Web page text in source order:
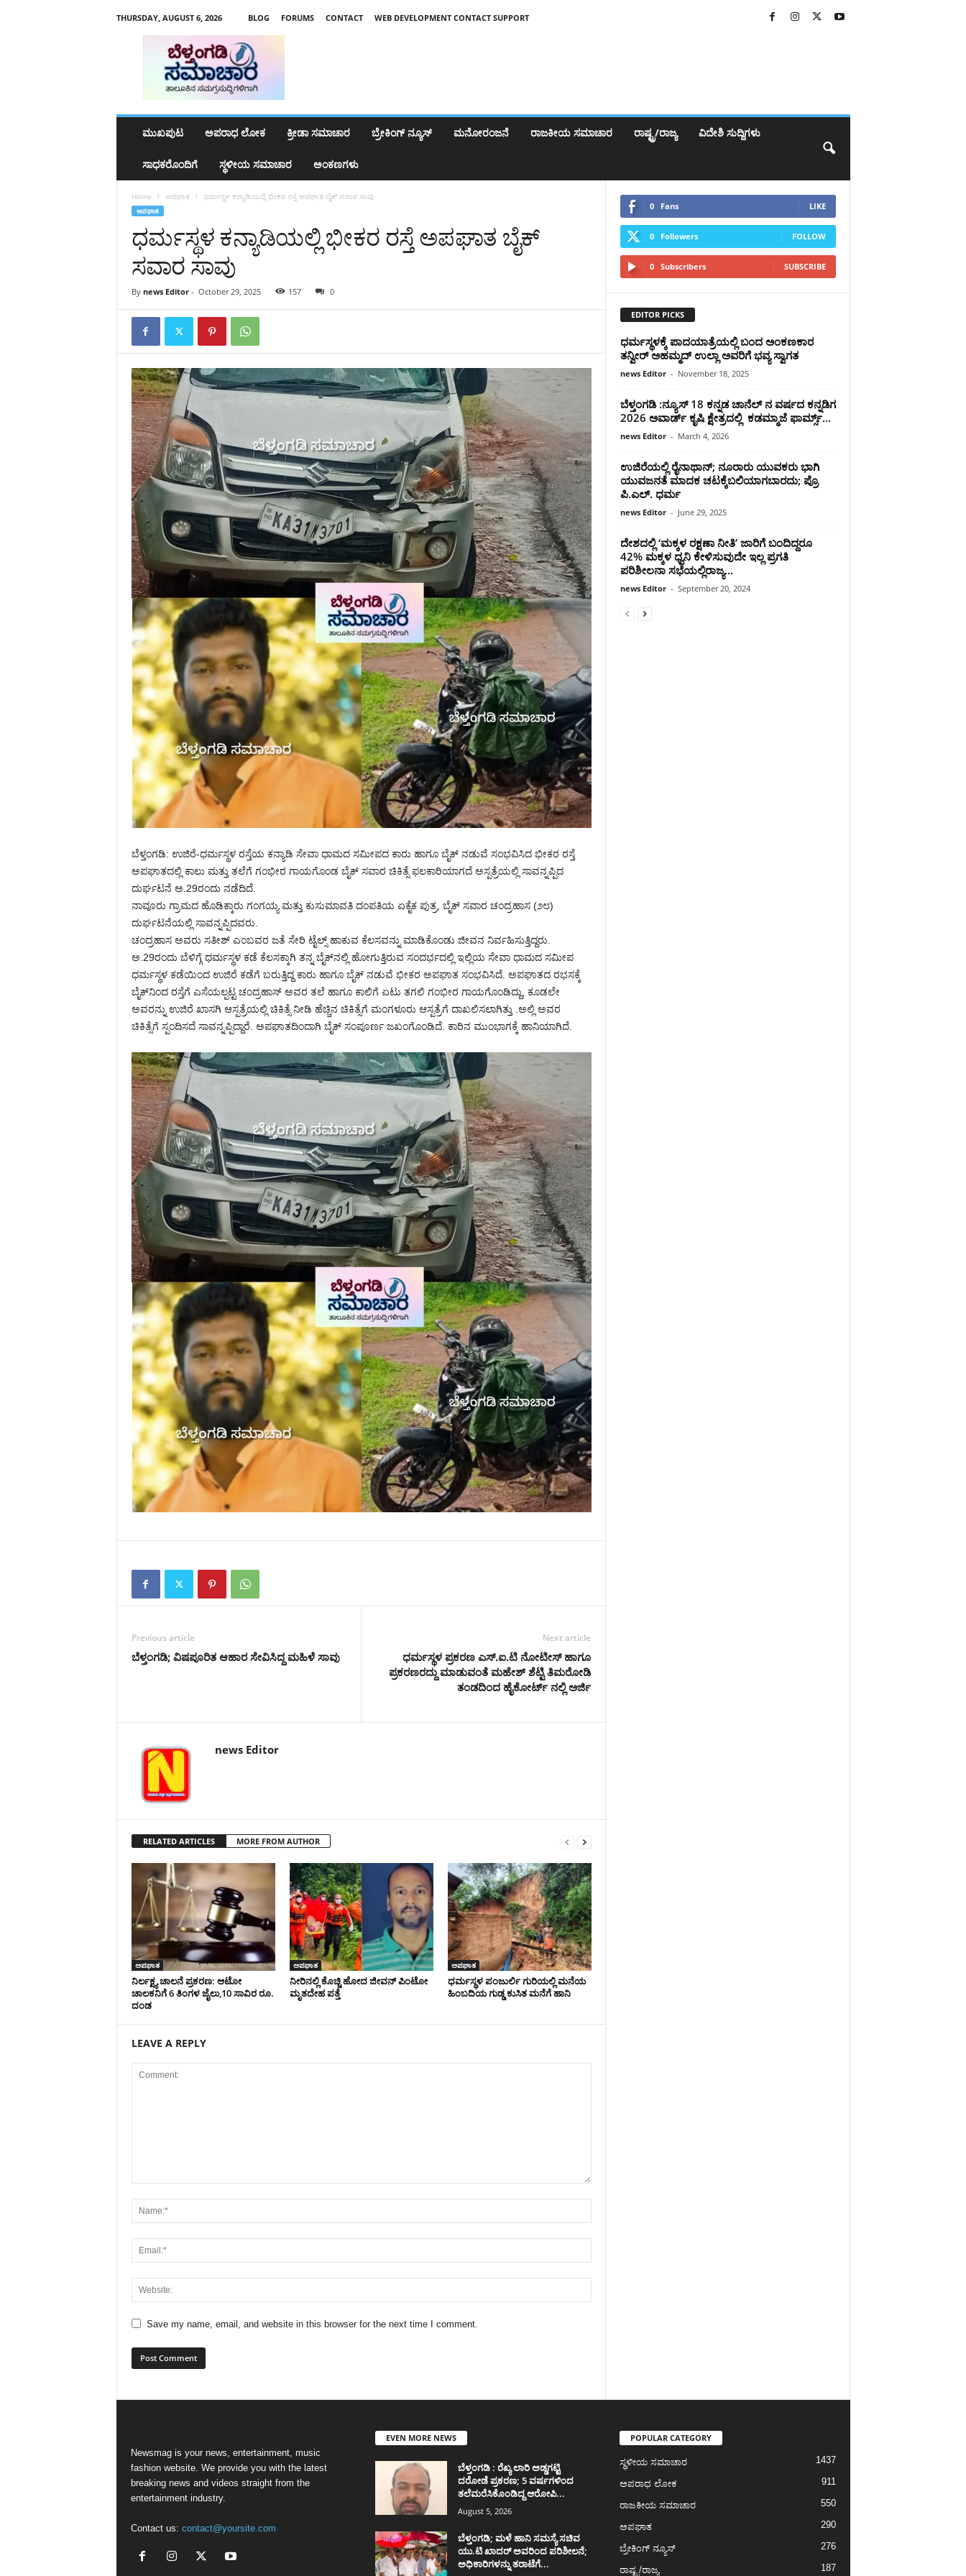
THURSDAY, AUGUST 6, 2026 BLOG FORUMS CONTACT
WEB DEVELOPMENT CONTACT SUPPORT
ಮುಖಪುಟ ಅಪರಾಧ ಲೋಕ ಕ್ರೀಡಾ ಸಮಾಚಾರ ಬ್ರೇಕಿಂಗ್‌ ನ್ಯೂಸ್ ಮನೋರಂಜನೆ ರಾಜಕೀಯ ಸಮಾಚಾರ ರಾಷ್ಟ್ರ/ರಾಜ್ಯ ವಿದೇಶಿ ಸುದ್ದಿಗಳು
ಸಾಧಕರೊಂದಿಗೆ ಸ್ಥಳೀಯ ಸಮಾಚಾರ ಅಂಕಣಗಳು
Home ಅಪಘಾತ ಧರ್ಮಸ್ಥಳ ಕನ್ಯಾಡಿಯಲ್ಲಿ ಭೀಕರ ರಸ್ತೆ ಅಪಘಾತ ಬೈಕ್ ಸವಾರ ಸಾವು
ಅಪಘಾತ
ಧರ್ಮಸ್ಥಳ ಕನ್ಯಾಡಿಯಲ್ಲಿ ಭೀಕರ ರಸ್ತೆ ಅಪಘಾತ ಬೈಕ್
ಸವಾರ ಸಾವು
By news Editor- October 29, 2025 157 0
ಬೆಳ್ತಂಗಡಿ: ಉಜಿರೆ-ಧರ್ಮಸ್ಥಳ ರಸ್ತೆಯ ಕನ್ಯಾಡಿ ಸೇವಾ ಧಾಮದ ಸಮೀಪದ ಕಾರು ಹಾಗೂ ಬೈಕ್ ನಡುವೆ ಸಂಭವಿಸಿದ ಭೀಕರ ರಸ್ತೆ
ಅಪಘಾತದಲ್ಲಿ ಕಾಲು ಮತ್ತು ತಲೆಗೆ ಗಂಭೀರ ಗಾಯಗೊಂಡ ಬೈಕ್ ಸವಾರ ಚಿಕಿತ್ಸೆ ಫಲಕಾರಿಯಾಗದೆ ಅಸ್ಪತ್ರೆಯಲ್ಲಿ ಸಾವನ್ನಪ್ಪಿದ
ದುರ್ಘಟನೆ ಅ.29ರಂದು ನಡೆದಿದೆ.
ನಾವೂರು ಗ್ರಾಮದ ಹೊಡಿಕ್ಕಾರು ಗಂಗಯ್ಯ ಮತ್ತು ಕುಸುಮಾವತಿ ದಂಪತಿಯ ಏಕೈಕ ಪುತ್ರ, ಬೈಕ್ ಸವಾರ ಚಂದ್ರಹಾಸ (೨೮)
ದುರ್ಘಟನೆಯಲ್ಲಿ ಸಾವನ್ನಪ್ಪಿದವರು.
ಚಂದ್ರಹಾಸ ಅವರು ಸತೀಶ್ ಎಂಬವರ ಜತೆ ಸೇರಿ ಟೈಲ್ಸ್ ಹಾಕುವ ಕೆಲಸವನ್ನು ಮಾಡಿಕೊಂಡು ಜೀವನ ನಿರ್ವಹಿಸುತ್ತಿದ್ದರು.
ಅ.29ರಂದು ಬೆಳಿಗ್ಗೆ ಧರ್ಮಸ್ಥಳ ಕಡೆ ಕೆಲಸಕ್ಕಾಗಿ ತನ್ನ ಬೈಕ್‌ನಲ್ಲಿ ಹೋಗುತ್ತಿರುವ ಸಂದರ್ಭದಲ್ಲಿ ಇಲ್ಲಿಯ ಸೇವಾ ಧಾಮದ ಸಮೀಪ
ಧರ್ಮಸ್ಥಳ ಕಡೆಯಿಂದ ಉಜಿರೆ ಕಡೆಗೆ ಬರುತ್ತಿದ್ದ ಕಾರು ಹಾಗೂ ಬೈಕ್ ನಡುವೆ ಭೀಕರ ಅಪಘಾತ ಸಂಭವಿಸಿದೆ. ಅಪಘಾತದ ರಭಸಕ್ಕೆ
ಬೈಕ್‌ನಿಂದ ರಸ್ತೆಗೆ ಎಸೆಯಲ್ಪಟ್ಟ ಚಂದ್ರಹಾಸ್ ಅವರ ತಲೆ ಹಾಗೂ ಕಾಲಿಗೆ ಏಟು ತಗಲಿ ಗಂಭೀರ ಗಾಯಗೊಂಡಿದ್ದು, ಕೂಡಲೇ
ಅವರನ್ನು ಉಜಿರೆ ಖಾಸಗಿ ಆಸ್ಪತ್ರೆಯಲ್ಲಿ ಚಿಕಿತ್ಸೆ ನೀಡಿ ಹೆಚ್ಚಿನ ಚಿಕಿತ್ಸೆಗೆ ಮಂಗಳೂರು ಆಸ್ಪತ್ರೆಗೆ ದಾಖಲಿಸಲಾಗಿತ್ತು .ಅಲ್ಲಿ ಅವರ
ಚಿಕಿತ್ಸೆಗೆ ಸ್ಪಂದಿಸದೆ ಸಾವನ್ನಪ್ಪಿದ್ದಾರೆ. ಅಪಘಾತದಿಂದಾಗಿ ಬೈಕ್ ಸಂಪೂರ್ಣ ಜಖಂಗೊಂಡಿದೆ. ಕಾರಿನ ಮುಂಭಾಗಕ್ಕೆ ಹಾನಿಯಾಗಿದೆ.
Previous article
ಬೆಳ್ತಂಗಡಿ; ವಿಷಪೂರಿತ ಆಹಾರ ಸೇವಿಸಿದ್ದ ಮಹಿಳೆ ಸಾವು
Next article
ಧರ್ಮಸ್ಥಳ ಪ್ರಕರಣ ಎಸ್.ಐ.ಟಿ ನೋಟೀಸ್ ಹಾಗೂ
ಪ್ರಕರಣ‌ರದ್ದು ಮಾಡುವಂತೆ ಮಹೇಶ್ ಶೆಟ್ಟಿ ತಿಮರೋಡಿ
ತಂಡದಿಂದ ಹೈಕೋರ್ಟ್ ನಲ್ಲಿ ಅರ್ಜಿ
news Editor
RELATED ARTICLES MORE FROM AUTHOR
ಅಪಘಾತ
ನಿರ್ಲಕ್ಷ್ಯ ಚಾಲನೆ ಪ್ರಕರಣ: ಆಟೋ
ಚಾಲಕನಿಗೆ 6 ತಿಂಗಳ ಜೈಲು,10 ಸಾವಿರ ರೂ.
ದಂಡ
ಅಪಘಾತ
ನೀರಿನಲ್ಲಿ ಕೊಚ್ಚಿ ಹೋದ ಜೀವನ್ ಪಿಂಟೋ
ಮೃತದೇಹ ಪತ್ತೆ
ಅಪಘಾತ
ಧರ್ಮಸ್ಥಳ ಪಂಜುರ್ಲಿ ಗುರಿಯಲ್ಲಿ ಮನೆಯ
ಹಿಂಬದಿಯ ಗುಡ್ಡ ಕುಸಿತ ಮನೆಗೆ ಹಾನಿ
LEAVE A REPLY
Save my name, email, and website in this browser for the next time I comment.
0 Fans LIKE
0 Followers FOLLOW
0 Subscribers SUBSCRIBE
EDITOR PICKS
ಧರ್ಮಸ್ಥಳಕ್ಕೆ ಪಾದಯಾತ್ರೆಯಲ್ಲಿ ಬಂದ ಅಂಕಣಕಾರ
ತನ್ವೀರ್ ಅಹಮ್ಮದ್ ಉಲ್ಲಾ ಅವರಿಗೆ ಭವ್ಯ ಸ್ವಾಗತ
news Editor - November 18, 2025
ಬೆಳ್ತಂಗಡಿ :ನ್ಯೂಸ್ 18 ಕನ್ನಡ ಚಾನೆಲ್ ನ ವರ್ಷದ ಕನ್ನಡಿಗ
2026 ಅವಾರ್ಡ್ ಕೃಷಿ ಕ್ಷೇತ್ರದಲ್ಲಿ ಕಡಮ್ಮಾಜೆ ಫಾರ್ಮ್ಸ್...
news Editor - March 4, 2026
ಉಜಿರೆಯಲ್ಲಿ ರೈನಾಥಾನ್; ನೂರಾರು ಯುವಕರು ಭಾಗಿ
ಯುವಜನತೆ ಮಾದಕ ಚಟಕ್ಕೆಬಲಿಯಾಗಬಾರದು; ಪ್ರೊ
ಪಿ.ಎಲ್. ಧರ್ಮ
news Editor - June 29, 2025
ದೇಶದಲ್ಲಿ ‘ಮಕ್ಕಳ ರಕ್ಷಣಾ ನೀತಿ’ ಜಾರಿಗೆ ಬಂದಿದ್ದರೂ
42% ಮಕ್ಕಳ ಧ್ವನಿ ಕೇಳಿಸುವುದೇ ಇಲ್ಲ ಪ್ರಗತಿ
ಪರಿಶೀಲನಾ ಸಭೆಯಲ್ಲಿರಾಜ್ಯ...
news Editor - September 20, 2024
Newsmag is your news, entertainment, music
fashion website. We provide you with the latest
breaking news and videos straight from the
entertainment industry.
Contact us: contact@yoursite.com
EVEN MORE NEWS
ಬೆಳ್ತಂಗಡಿ : ರೆಖ್ಯ ಲಾರಿ ಅಡ್ಡಗಟ್ಟಿ
ದರೋಡೆ ಪ್ರಕರಣ; 5 ವರ್ಷಗಳಿಂದ
ತಲೆಮರೆಸಿಕೊಂಡಿದ್ದ ಆರೋಪಿ...
August 5, 2026
ಬೆಳ್ತಂಗಡಿ; ಮಳೆ ಹಾನಿ ಸಮಸ್ಯೆ ಸಚಿವ
ಯು.ಟಿ ಖಾದರ್‌ ಅವರಿಂದ ಪರಿಶೀಲನೆ;
ಅಧಿಕಾರಿಗಳನ್ನು ತರಾಟೆಗೆ...
POPULAR CATEGORY
ಸ್ಥಳೀಯ ಸಮಾಚಾರ 1437
ಅಪರಾಧ ಲೋಕ 911
ರಾಜಕೀಯ ಸಮಾಚಾರ 550
ಅಪಘಾತ 290
ಬ್ರೇಕಿಂಗ್‌ ನ್ಯೂಸ್ 276
ರಾಷ್ಟ್ರ/ರಾಜ್ಯ 187